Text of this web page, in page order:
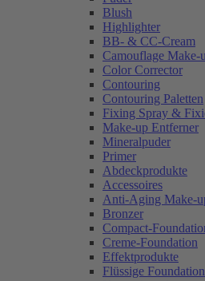
Blush
Highlighter
BB- & CC-Cream
Camouflage Make-
Color Corrector
Contouring
Contouring Paletten
Fixing Spray &
Make-up Entferner
Mineralpuder
Primer
Abdeckprodukte
Accessoires
Anti-Aging Make-
Bronzer
Compact-
Creme-Foundation
Effektprodukte
Flüssige Foundation